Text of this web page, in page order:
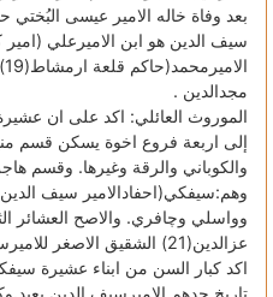
سيف الدين هو ابن الاميرعلي
مجدالدين .
الموروث العائلي: اكد على ان
إلى اربعة فروع اخوة يسكن قسم
والكوباني والرقة وغيرها. وقسم
وواسلي وچافري. والاصح العشائر
عزالدين(21) الشقيق الاصغر للاميرسيف الدين, الذي أورده ابن حجر .
اكد كبار السن من ابناء عشيرة